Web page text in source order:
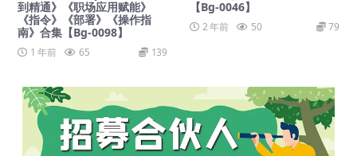
到精通》《职场应用赋能》
《指令》《部署》《操作指
南》合集【Bg-0098】
1 年前 65 139
【Bg-0046】
2 年前 50 79